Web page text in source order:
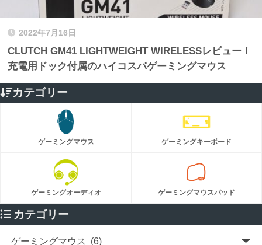
2022年7月16日
CLUTCH GM41 LIGHTWEIGHT WIRELESSレビュー！
充電用ドック付属のハイコスパゲーミングマウス
カテゴリー
ゲーミングマウス ゲーミングキーボード
ゲーミングオーディオ ゲーミングマウスパッド
カテゴリー